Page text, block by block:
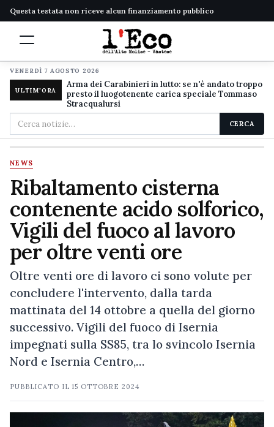
Questa testata non riceve alcun finanziamento pubblico
VENERDÌ 7 AGOSTO 2026
ULTIM'ORA
Arma dei Carabinieri in lutto: se n'è andato troppo
presto il luogotenente carica speciale Tommaso
Stracqualursi
Cerca
nel
sito
CERCA
NEWS
Ribaltamento cisterna
contenente acido solforico,
Vigili del fuoco al lavoro
per oltre venti ore
Oltre venti ore di lavoro ci sono volute per
concludere l'intervento, dalla tarda
mattinata del 14 ottobre a quella del giorno
successivo. Vigili del fuoco di Isernia
impegnati sulla SS85, tra lo svincolo Isernia
Nord e Isernia Centro,…
PUBBLICATO IL15 OTTOBRE 2024